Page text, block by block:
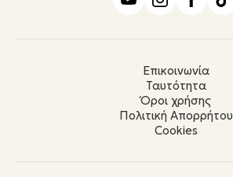
Επικοινωνία
Ταυτότητα
Όροι χρήσης
Πολιτική Απορρήτου
Cookies